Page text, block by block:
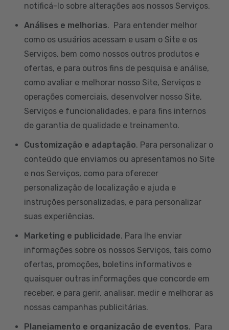
notificá-lo sobre alterações aos nossos Serviços.
Análises e melhorias. Para entender melhor
como os usuários acessam e usam o Site e os
Serviços, bem como nossos outros produtos e
ofertas, e para outros fins de pesquisa e análise,
como avaliar e melhorar nosso Site, Serviços e
operações comerciais, desenvolver nosso Site,
Serviços e funcionalidades, e para fins internos
de garantia de qualidade e treinamento.
Customização e adaptação. Para personalizar o
conteúdo que enviamos ou apresentamos no Site
e nos Serviços, como para oferecer
personalização de localização e ajuda e
instruções personalizadas, e para personalizar
suas experiências.
Marketing e publicidade. Para lhe enviar
informações sobre os nossos Serviços, tais como
ofertas, promoções, boletins informativos e
quaisquer outras informações que concorde em
receber, e para gerir, analisar, medir e melhorar as
nossas campanhas publicitárias.
Planejamento e organização de eventos. Para